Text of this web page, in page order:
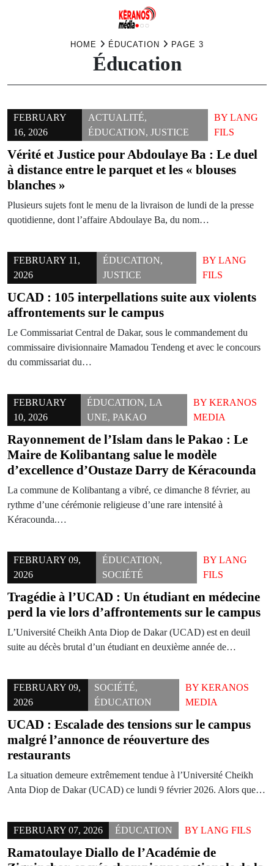
HOME ÉDUCATION PAGE 3
Éducation
FEBRUARY
16, 2026
ACTUALITÉ,
ÉDUCATION,JUSTICE
BY LANG
FILS
Vérité et Justice pour Abdoulaye Ba : Le duel
à distance entre le parquet et les « blouses
blanches »
Plusieurs sujets font le menu de la livraison de lundi de la presse
quotidienne, dont l’affaire Abdoulaye Ba, du nom…
FEBRUARY 11,
2026
ÉDUCATION,
JUSTICE
BYLANG
FILS
UCAD : 105 interpellations suite aux violents
affrontements sur le campus
Le Commissariat Central de Dakar, sous le commandement du
commissaire divisionnaire Mamadou Tendeng et avec le concours
du commissariat du…
FEBRUARY
10, 2026
ÉDUCATION, LA
UNE, PAKAO
BY KERANOS
MEDIA
Rayonnement de l’Islam dans le Pakao : Le
Maire de Kolibantang salue le modèle
d’excellence d’Oustaze Darry de Kéracounda
La commune de Kolibantang a vibré, ce dimanche 8 février, au
rythme d’une cérémonie religieuse d’une rare intensité à
Kéracounda.…
FEBRUARY 09,
2026
ÉDUCATION,
SOCIÉTÉ
BYLANG
FILS
Tragédie à l’UCAD : Un étudiant en médecine
perd la vie lors d’affrontements sur le campus
L’Université Cheikh Anta Diop de Dakar (UCAD) est en deuil
suite au décès brutal d’un étudiant en deuxième année de…
FEBRUARY 09,
2026
SOCIÉTÉ,
ÉDUCATION
BY KERANOS
MEDIA
UCAD : Escalade des tensions sur le campus
malgré l’annonce de réouverture des
restaurants
La situation demeure extrêmement tendue à l’Université Cheikh
Anta Diop de Dakar (UCAD) ce lundi 9 février 2026. Alors que…
FEBRUARY 07, 2026 ÉDUCATION BY LANG FILS
Ramatoulaye Diallo de l’Académie de